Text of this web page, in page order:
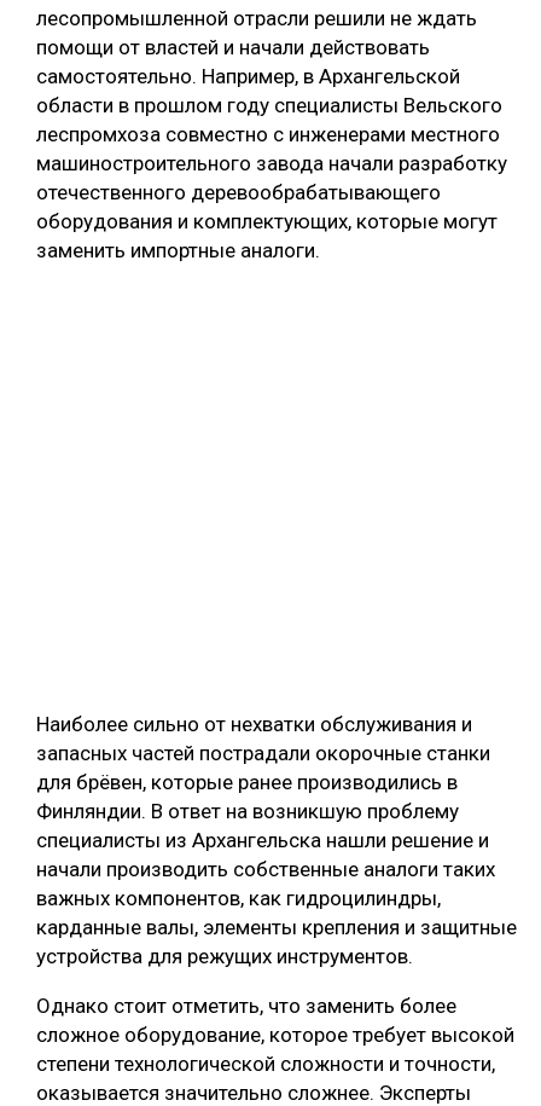
лесопромышленной отрасли решили не ждать
помощи от властей и начали действовать
самостоятельно. Например, в Архангельской
области в прошлом году специалисты Вельского
леспромхоза совместно с инженерами местного
машиностроительного завода начали разработку
отечественного деревообрабатывающего
оборудования и комплектующих, которые могут
заменить импортные аналоги.
Наиболее сильно от нехватки обслуживания и
запасных частей пострадали окорочные станки
для брёвен, которые ранее производились в
Финляндии. В ответ на возникшую проблему
специалисты из Архангельска нашли решение и
начали производить собственные аналоги таких
важных компонентов, как гидроцилиндры,
карданные валы, элементы крепления и защитные
устройства для режущих инструментов.
Однако стоит отметить, что заменить более
сложное оборудование, которое требует высокой
степени технологической сложности и точности,
оказывается значительно сложнее. Эксперты